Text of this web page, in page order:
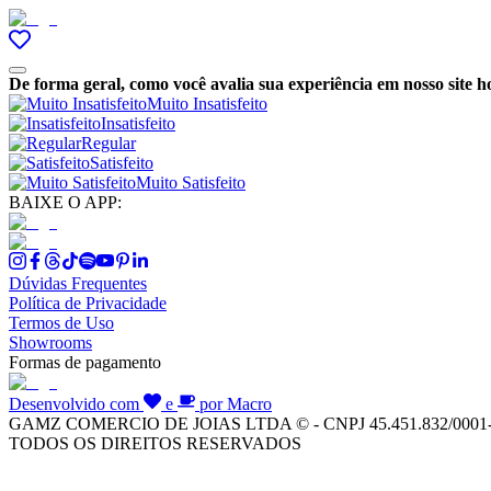
De forma geral, como você avalia sua experiência em nosso site
Muito Insatisfeito
Insatisfeito
Regular
Satisfeito
Muito Satisfeito
BAIXE O APP:
Dúvidas Frequentes
Política de Privacidade
Termos de Uso
Showrooms
Formas de pagamento
Desenvolvido com e
por Macro
GAMZ COMERCIO DE JOIAS LTDA © - CNPJ 45.451.832/
TODOS OS DIREITOS RESERVADOS